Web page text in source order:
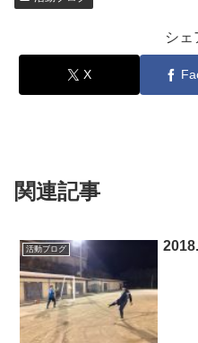
シェ
X
関連記事
活動ブログ